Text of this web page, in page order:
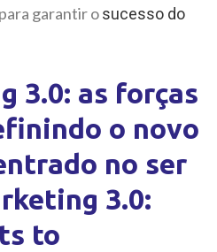
garantir osucesso do
3.0: as forças
o novo
no ser
3.0:
to